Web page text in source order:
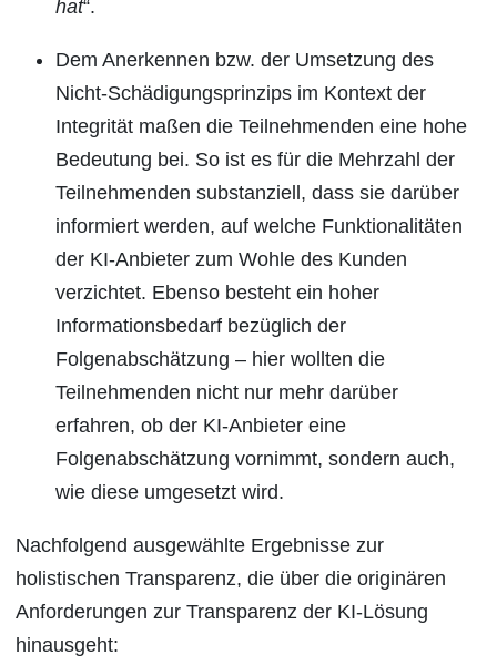
hat“.
Dem Anerkennen bzw. der Umsetzung des
Nicht-Schädigungsprinzips im Kontext der
Integrität maßen die Teilnehmenden eine hohe
Bedeutung bei. So ist es für die Mehrzahl der
Teilnehmenden substanziell, dass sie darüber
informiert werden, auf welche Funktionalitäten
der KI-Anbieter zum Wohle des Kunden
verzichtet. Ebenso besteht ein hoher
Informationsbedarf bezüglich der
Folgenabschätzung – hier wollten die
Teilnehmenden nicht nur mehr darüber
erfahren, ob der KI-Anbieter eine
Folgenabschätzung vornimmt, sondern auch,
wie diese umgesetzt wird.
Nachfolgend ausgewählte Ergebnisse zur
holistischen Transparenz, die über die originären
Anforderungen zur Transparenz der KI-Lösung
hinausgeht: